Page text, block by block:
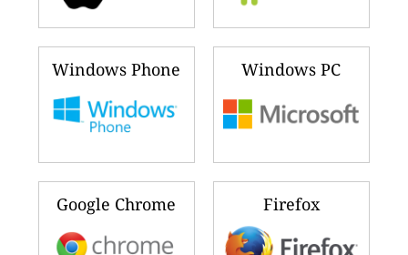
Windows Phone Windows PC
Google Chrome Firefox